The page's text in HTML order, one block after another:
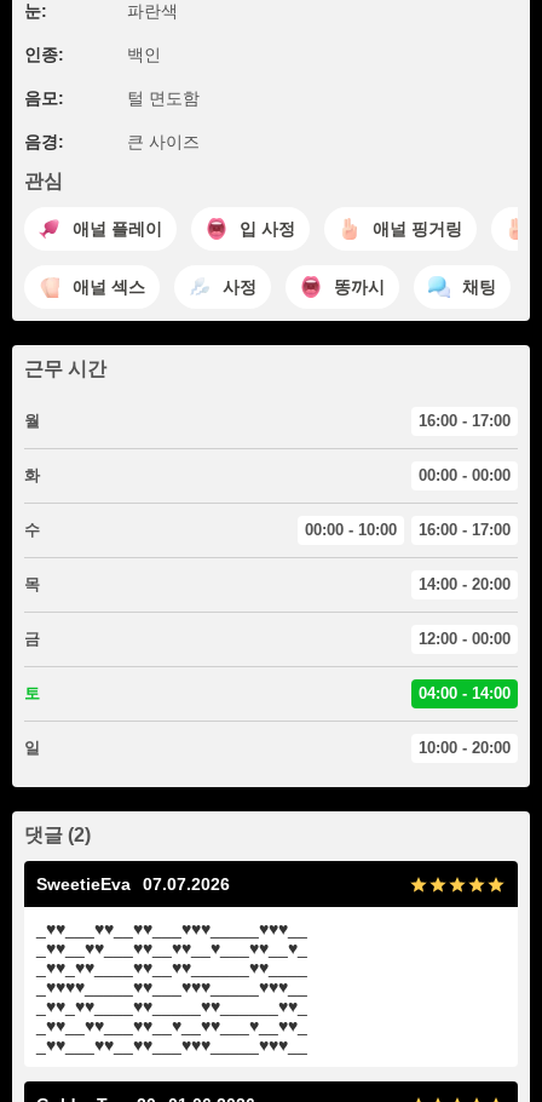
눈: 파란색
인종: 백인
음모: 털 면도함
음경: 큰 사이즈
관심
애널 플레이 입 사정 애널 핑거링
애널 섹스 사정 똥까시 채팅
근무 시간
월 16:00 - 17:00
화 00:00 - 00:00
수 00:00 - 10:00 16:00 - 17:00
목 14:00 - 20:00
금 12:00 - 00:00
토 04:00 - 14:00
일 10:00 - 20:00
댓글 (2)
SweetieEva 07.07.2026
_♥♥___♥♥__♥♥___♥♥♥_____♥♥♥__
_♥♥__♥♥___♥♥__♥♥__♥___♥♥__♥_
_♥♥_♥♥____♥♥__♥♥______♥♥____
_♥♥♥♥_____♥♥___♥♥♥_____♥♥♥__
_♥♥_♥♥____♥♥_____♥♥______♥♥_
_♥♥__♥♥___♥♥__♥__♥♥___♥__♥♥_
_♥♥___♥♥__♥♥___♥♥♥_____♥♥♥__